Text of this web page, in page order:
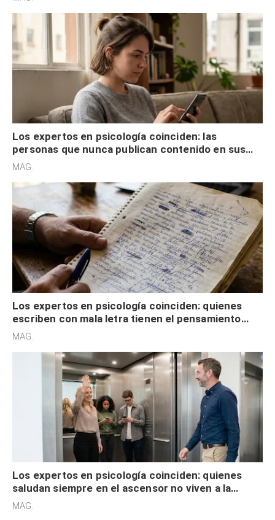
Los expertos en psicología coinciden: las
personas que nunca publican contenido en sus
redes sociales no pretenden buscar validación
MAG.
Los expertos en psicología coinciden: quienes
escriben con mala letra tienen el pensamiento
acelerado y no lo hacen por desinterés
MAG.
Los expertos en psicología coinciden: quienes
saludan siempre en el ascensor no viven a la
defensiva y tienen apertura social
MAG.